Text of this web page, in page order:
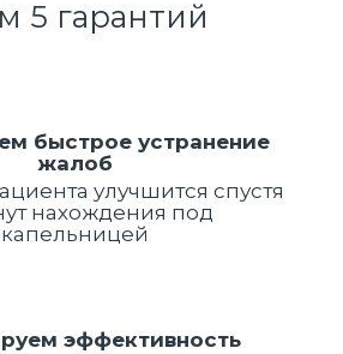
5 гарантий
быстрое устранение
жалоб
улучшится спустя
нахождения под
капельницей
эффективность